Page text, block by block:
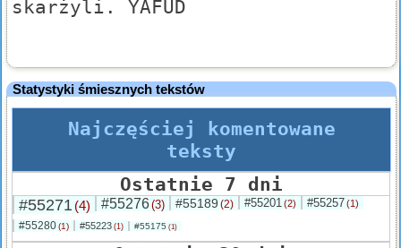
skarżyli. YAFUD
Statystyki śmiesznych tekstów
Najczęściej komentowane
teksty
Ostatnie 7 dni
#55271(4) #55276(3) #55189 (2) #55201(2) #55257(1)
#55280(1) #55223 (1) #55175 (1)